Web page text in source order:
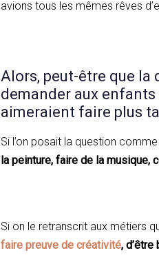
avions tous les mêmes rêves
Alors, peut-être que la
demander aux
aimeraient faire plus
Si l’on posait la question
la peinture, faire de la musique,
Si on le retranscrit aux métiers
faire preuve de créativité,